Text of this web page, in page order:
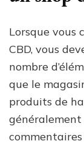
Lorsque vous
CBD, vous
nombre
que le
produits de
généralement